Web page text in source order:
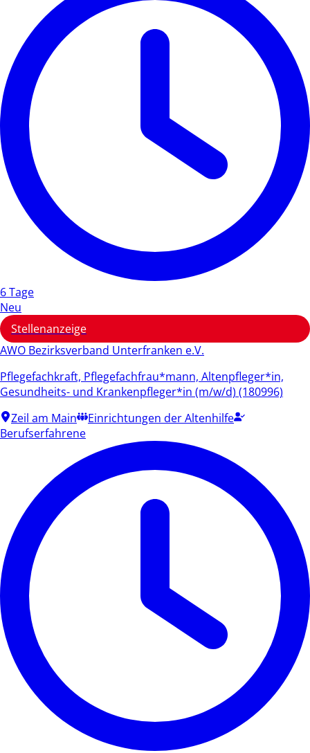
6 Tage
Neu
Stellenanzeige
AWO Bezirksverband Unterfranken e.V.
Pflegefachkraft, Pflegefachfrau*mann, Altenpfleger*in,
Gesundheits- und Krankenpfleger*in (m/w/d) (180996)
Zeil am Main
Einrichtungen der Altenhilfe
Berufserfahrene